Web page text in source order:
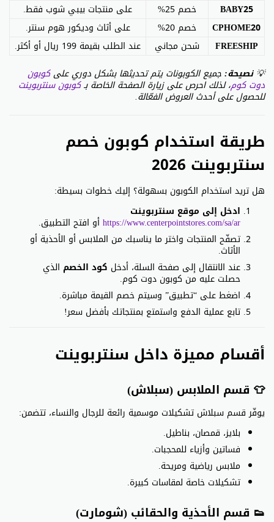
BABY25
خصم 25%
على منتجات بيبي شوب فقط.
CPHOME20
خصم 20%
على أثاث وديكور هوم سنتر.
FREESHIP
شحن مجاني
عند الطلب بقيمة 199 ريال أو أكثر.
💡نصيحة:جميع الكوبونات يتم تحديثها بشكل دوري علىكوبون
دوت كوم، لذلك احرص على زيارة الصفحة الخاصة بـكوبون سنتربوينت
للحصول على أحدث العروض الفعّالة.
طريقة استخدام كوبون خصم
سنتربوينت 2026
هل تريد استخدام الكوبون بسهولة؟ إليك خطوات بسيطة:
ادخل إلى موقع سنتربوينت
https://www.centerpointstores.com/sa/arأو افتح التطبيق.
تصفّح المنتجات واختر ما يناسبك من الملابس أو الأحذية أو
الأثاث.
عند الانتقال إلى صفحة السلة، أدخل كود الخصم الذي
حصلت عليه من كوبون دوت كوم.
اضغط على “تطبيق” وسيتم خصم القيمة مباشرة.
تابع عملية الدفع واستمتع بمنتجاتك بأفضل سعر!
أقسام مميزة داخل سنتربوينت
👕 قسم الملابس (سبلاش)
يوفّر قسم سبلاش تشكيلات موسمية رائعة للرجال والنساء، تتضمن:
بلايز، قمصان، بناطيل.
فساتين وأزياء للمحجبات.
ملابس رياضية ومريحة.
تشكيلات خاصة لمقاسات كبيرة.
👟 قسم الأحذية والحقائب (شومارت)